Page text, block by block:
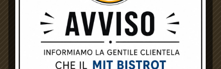
INSTAGRAM FOLLOW